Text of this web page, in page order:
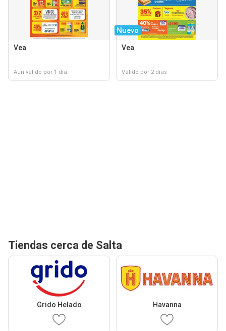
Vea
Aún válido por 1 día
Nuevo
Vea
Válido por 2 días
Tiendas cerca de Salta
Grido Helado Havanna